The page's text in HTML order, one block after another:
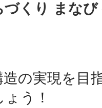
くり まな
の実現を目
う！